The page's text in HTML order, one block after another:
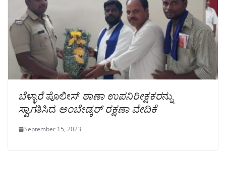
ಬೆಳ್ಳಾರೆಪೊಲೀಸ್ ಠಾಣಾ ಉಪನಿರೀಕ್ಷಕರನ್ನು
ಸ್ವಾಗತಿಸಿದ ಅಂಬೇಡ್ಕರ್ ರಕ್ಷಣಾ ವೇದಿಕೆ
September 15, 2023